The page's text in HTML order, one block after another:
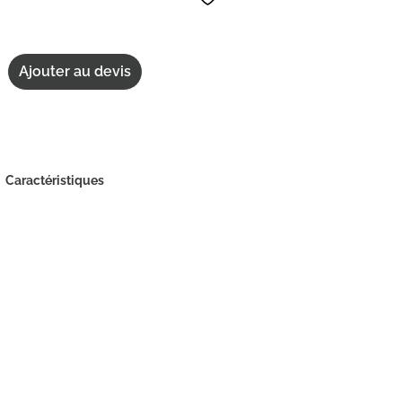
Ajouter au devis
Caractéristiques